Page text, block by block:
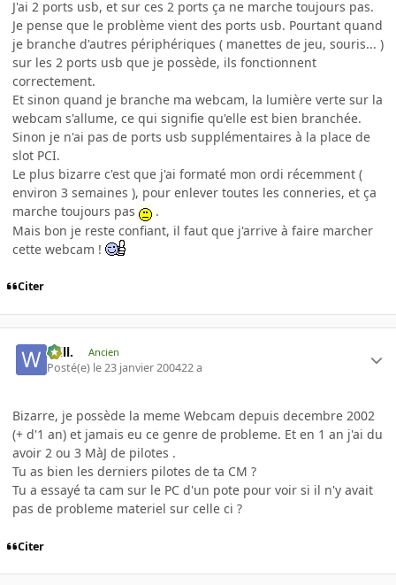
J'ai 2 ports usb, et sur ces 2 ports ça ne marche toujours pas.
Je pense que le problème vient des ports usb. Pourtant quand
je branche d'autres périphériques ( manettes de jeu, souris... )
sur les 2 ports usb que je possède, ils fonctionnent
correctement.
Et sinon quand je branche ma webcam, la lumière verte sur la
webcam s'allume, ce qui signifie qu'elle est bien branchée.
Sinon je n'ai pas de ports usb supplémentaires à la place de
slot PCI.
Le plus bizarre c'est que j'ai formaté mon ordi récemment (
environ 3 semaines ), pour enlever toutes les conneries, et ça
marche toujours pas
.
Mais bon je reste confiant, il faut que j'arrive à faire marcher
cette webcam !
Citer
Will. Ancien
Posté(e) le 23 janvier 200422 a
Bizarre, je possède la meme Webcam depuis decembre 2002
(+ d'1 an) et jamais eu ce genre de probleme. Et en 1 an j'ai du
avoir 2 ou 3 MàJ de pilotes .
Tu as bien les derniers pilotes de ta CM ?
Tu a essayé ta cam sur le PC d'un pote pour voir si il n'y avait
pas de probleme materiel sur celle ci ?
Citer